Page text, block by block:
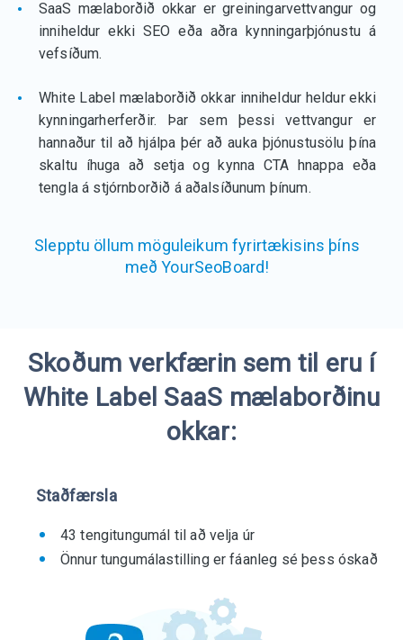
SaaS mælaborðið okkar er greiningarvettvangur og
inniheldur ekki SEO eða aðra kynningarþjónustu á
vefsíðum.
White Label mælaborðið okkar inniheldur heldur ekki
kynningarherferðir. Þar sem þessi vettvangur er
hannaður til að hjálpa þér að auka þjónustusölu þína
skaltu íhuga að setja og kynna CTA hnappa eða
tengla á stjórnborðið á aðalsíðunum þínum.
Slepptu öllum möguleikum fyrirtækisins þíns
með YourSeoBoard!
Skoðum verkfærin sem til eru í
White Label SaaS mælaborðinu
okkar:
Staðfærsla
43 tengitungumál til að velja úr
Önnur tungumálastilling er fáanleg sé þess óskað